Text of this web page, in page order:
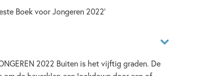
Boek voor Jongeren 2022'
2022 Buiten is het vijftig graden. De